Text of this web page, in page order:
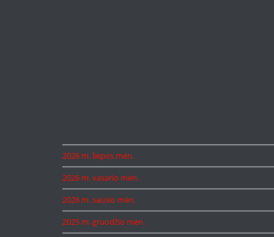
2026 m. liepos mėn.
2026 m. vasario mėn.
2026 m. sausio mėn.
2025 m. gruodžio mėn.